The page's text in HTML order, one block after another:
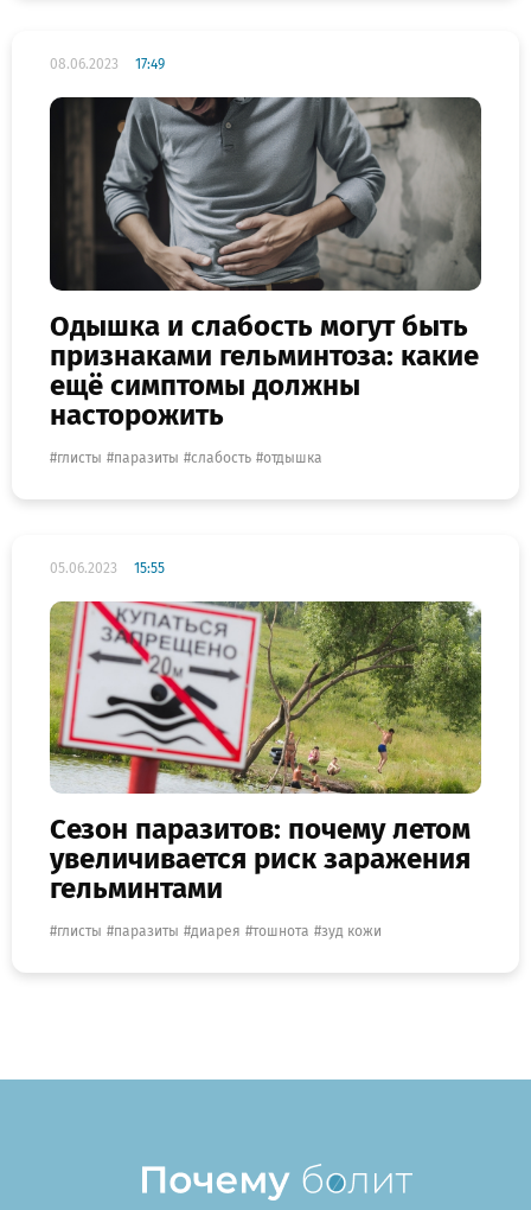
08.06.2023 17:49
Одышка и слабость могут быть
признаками гельминтоза: какие
ещё симптомы должны
насторожить
глисты паразиты слабость отдышка
05.06.2023 15:55
Сезон паразитов: почему летом
увеличивается риск заражения
гельминтами
глисты паразиты диарея тошнота зуд кожи